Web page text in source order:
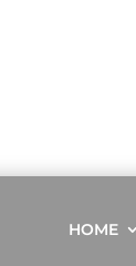
HOME